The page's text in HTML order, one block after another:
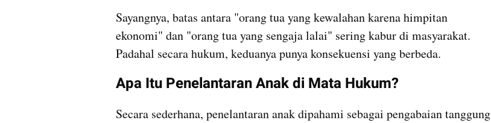
Sayangnya, batas antara "orang tua yang kewalahan karena himpitan
ekonomi" dan "orang tua yang sengaja lalai" sering kabur di masyarakat.
Padahal secara hukum, keduanya punya konsekuensi yang berbeda.
Apa Itu Penelantaran Anak di Mata Hukum?
Secara sederhana, penelantaran anak dipahami sebagai pengabaian tanggung